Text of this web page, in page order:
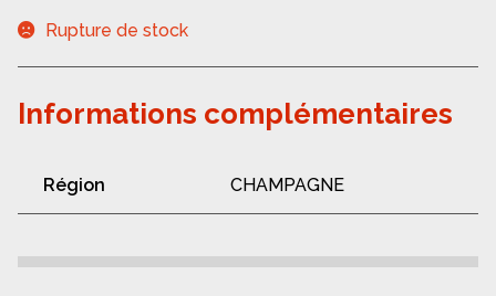
Rupture de stock
Informations complémentaires
Région CHAMPAGNE